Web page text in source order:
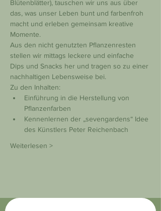
Blütenblätter), tauschen wir uns aus über
das, was unser Leben bunt und farbenfroh
macht und erleben gemeinsam kreative
Momente.
Aus den nicht genutzten Pflanzenresten
stellen wir mittags leckere und einfache
Dips und Snacks her und tragen so zu einer
nachhaltigen Lebensweise bei.
Zu den Inhalten:
Einführung in die Herstellung von
Pflanzenfarben
Kennenlernen der „sevengardens“ Idee
des Künstlers Peter Reichenbach
Weiterlesen >